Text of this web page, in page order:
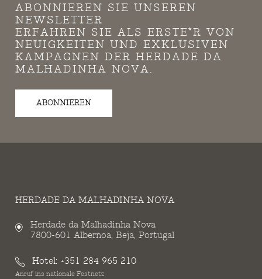
ABONNIEREN SIE UNSEREN
NEWSLETTER
ERFAHREN SIE ALS ERSTE*R VON
NEUIGKEITEN UND EXKLUSIVEN
KAMPAGNEN DER HERDADE DA
MALHADINHA NOVA.
ABONNIEREN
HERDADE DA MALHADINHA NOVA
Herdade da Malhadinha Nova
7800-601 Albernoa, Beja, Portugal
Hotel: +351 284 965 210
Anruf ins nationale Festnetz